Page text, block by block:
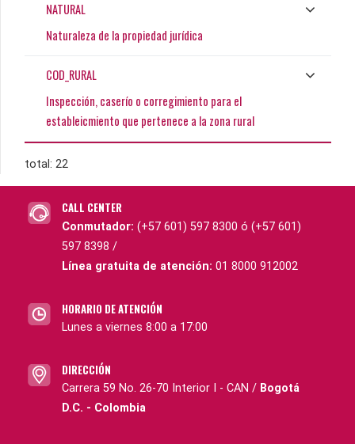
NATURAL
Naturaleza de la propiedad jurídica
COD_RURAL
Inspección, caserío o corregimiento para el
estableicmiento que pertenece a la zona rural
total: 22
CALL CENTER
Conmutador: (+57 601) 597 8300 ó (+57 601)
597 8398 /
Línea gratuita de atención: 01 8000 912002
HORARIO DE ATENCIÓN
Lunes a viernes 8:00 a 17:00
DIRECCIÓN
Carrera 59 No. 26-70 Interior I - CAN / Bogotá
D.C. - Colombia